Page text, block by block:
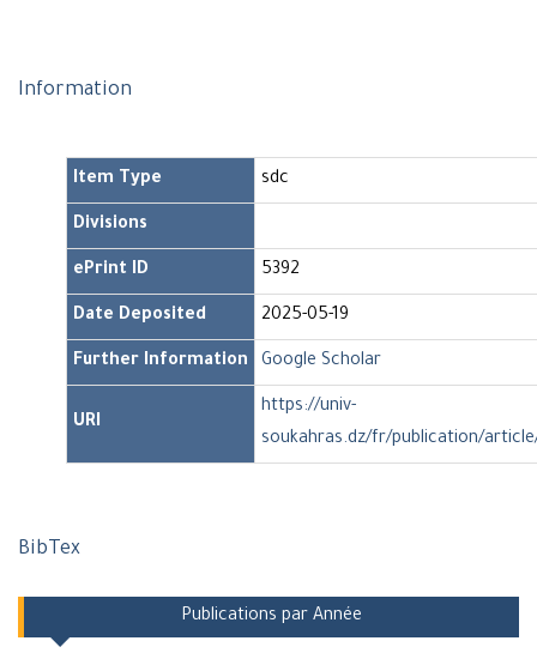
Information
Item Type sdc
Divisions
ePrint ID 5392
Date Deposited 2025-05-19
Further Information Google Scholar
URI
https://univ-
soukahras.dz/fr/publication/
BibTex
Publications par Année